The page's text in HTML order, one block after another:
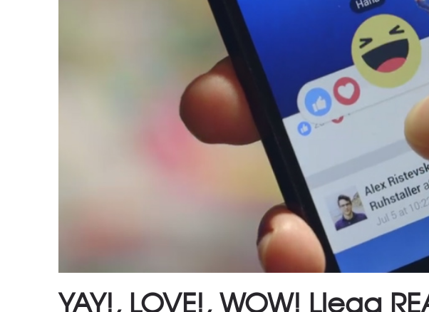
YAY!, LOVE!, WOW! Llega